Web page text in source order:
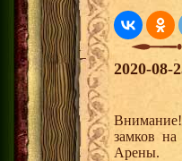
2020-08-
замков
Арены.